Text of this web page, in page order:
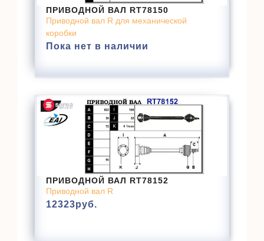
ПРИВОДНОЙ ВАЛ RT78150
Приводной вал R для механической
коробки
Пока нет в наличии
ПРИВОДНОЙ ВАЛ RT78152
Приводной вал R
12323руб.